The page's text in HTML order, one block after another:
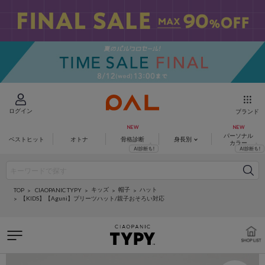
ログイン ブランド
ベストヒット オトナ 骨格診断 身長別
パーソナル
カラー
TOP CIAOPANIC TYPY キッズ 帽子
ハット
【KIDS】【Aguni】プリーツハット/親子おそろい対応